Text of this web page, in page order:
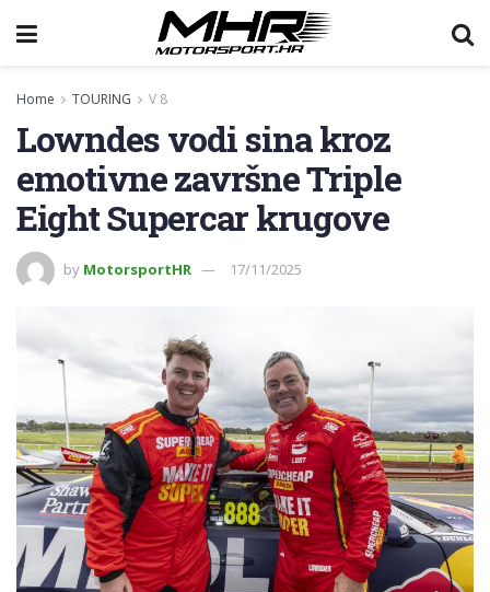
Home TOURING V 8
Lowndes vodi sina kroz
emotivne završne Triple
Eight Supercar krugove
by MotorsportHR 17/11/2025